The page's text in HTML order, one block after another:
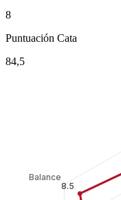
8
Puntuación Cata
84,5